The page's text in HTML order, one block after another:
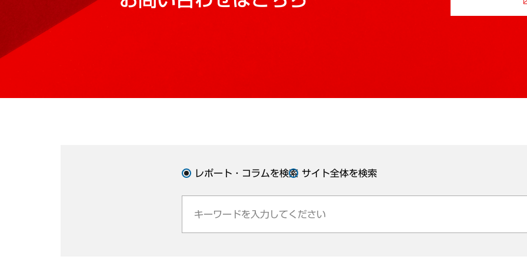
レポート・コラムを検索 サイト全体を検索